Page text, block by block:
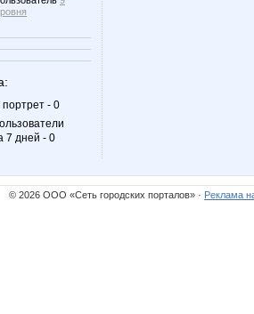
- 0
7 дней - 0
© 2026 ООО «Сеть городских порталов» · Реклама